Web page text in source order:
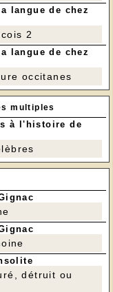
langue de chez
2
langue de chez
occitanes
multiples
à l'histoire de
détruit ou